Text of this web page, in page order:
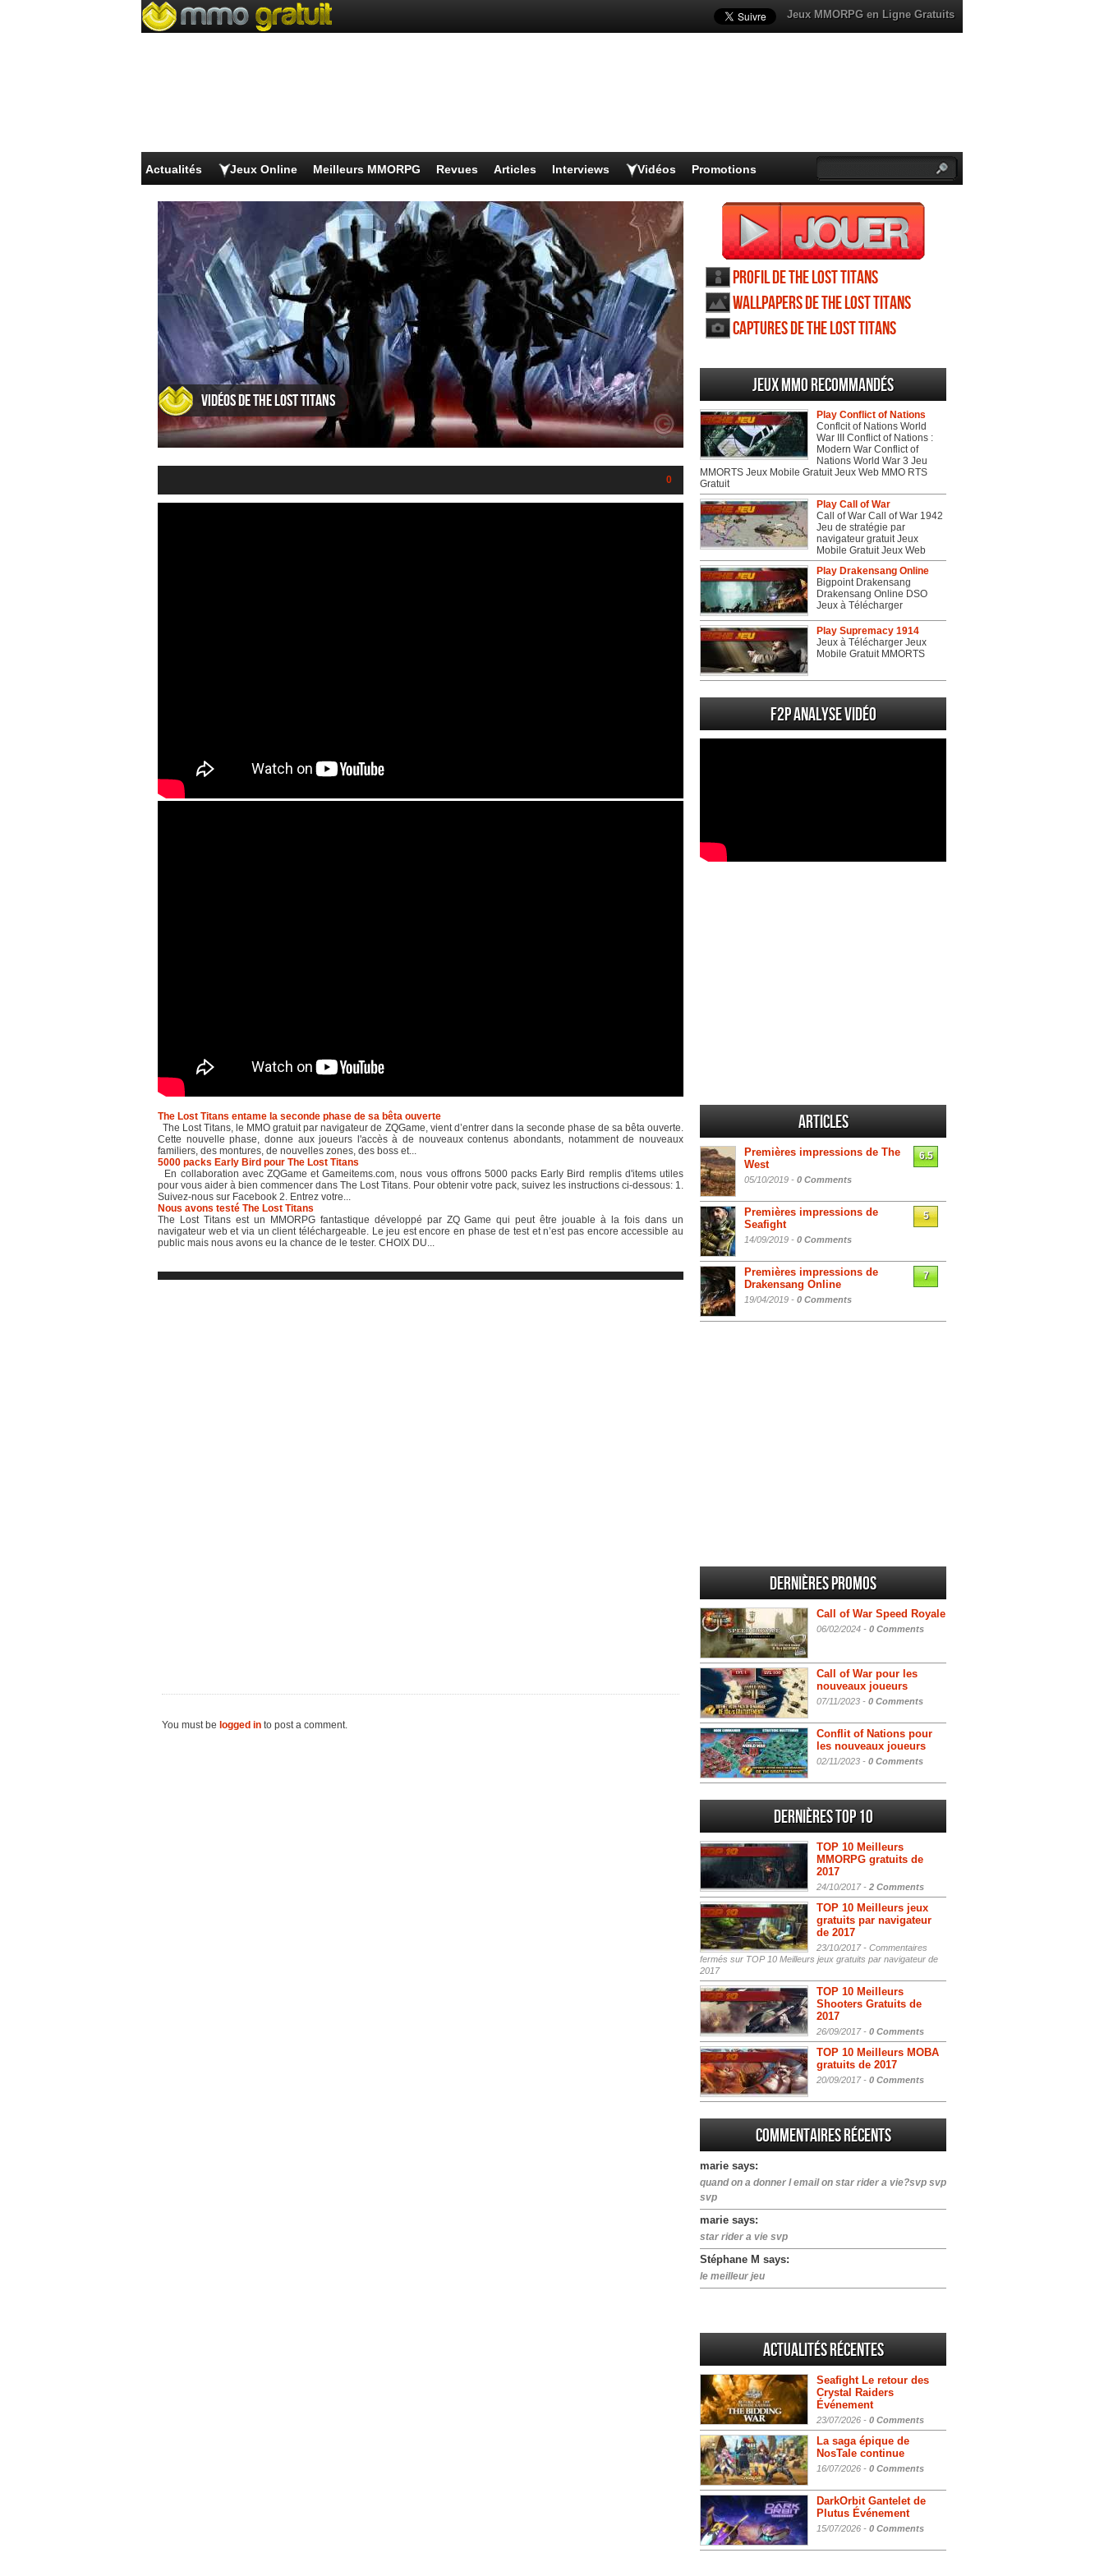
Jeux MMORPG en Ligne Gratuits
Actualités Jeux Online Meilleurs MMORPG Revues Articles Interviews Vidéos Promotions
Vidéos de The Lost Titans
0
The Lost Titans entame la seconde phase de sa bêta ouverte
The Lost Titans, le MMO gratuit par navigateur de ZQGame, vient d’entrer dans la seconde phase de sa bêta ouverte.
Cette nouvelle phase, donne aux joueurs l'accès à de nouveaux contenus abondants, notamment de nouveaux
familiers, des montures, de nouvelles zones, des boss et...
5000 packs Early Bird pour The Lost Titans
En collaboration avec ZQGame et Gameitems.com, nous vous offrons 5000 packs Early Bird remplis d'items utiles
pour vous aider à bien commencer dans The Lost Titans. Pour obtenir votre pack, suivez les instructions ci-dessous: 1.
Suivez-nous sur Facebook 2. Entrez votre...
Nous avons testé The Lost Titans
The Lost Titans est un MMORPG fantastique développé par ZQ Game qui peut être jouable à la fois dans un
navigateur web et via un client téléchargeable. Le jeu est encore en phase de test et n’est pas encore accessible au
public mais nous avons eu la chance de le tester. CHOIX DU...
You must be logged in to post a comment.
Profil de The Lost Titans
Wallpapers de The Lost Titans
Captures de The Lost Titans
Jeux MMO recommandés
Play Conflict of Nations
Conflcit of Nations World
War III Conflict of Nations :
Modern War Conflict of
Nations World War 3 Jeu
MMORTS Jeux Mobile Gratuit Jeux Web MMO RTS
Gratuit
Play Call of War
Call of War Call of War 1942
Jeu de stratégie par
navigateur gratuit Jeux
Mobile Gratuit Jeux Web
Play Drakensang Online
Bigpoint Drakensang
Drakensang Online DSO
Jeux à Télécharger
Play Supremacy 1914
Jeux à Télécharger Jeux
Mobile Gratuit MMORTS
F2P Analyse vidéo
Articles
Premières impressions de The
West
05/10/2019 - 0 Comments
6.5
Premières impressions de
Seafight
14/09/2019 - 0 Comments
5
Premières impressions de
Drakensang Online
19/04/2019 - 0 Comments
7
Dernières promos
Call of War Speed Royale
06/02/2024 - 0 Comments
Call of War pour les
nouveaux joueurs
07/11/2023 - 0 Comments
Conflit of Nations pour
les nouveaux joueurs
02/11/2023 - 0 Comments
Dernières Top 10
TOP 10 Meilleurs
MMORPG gratuits de
2017
24/10/2017 - 2 Comments
TOP 10 Meilleurs jeux
gratuits par navigateur
de 2017
23/10/2017 - Commentaires
fermés sur TOP 10 Meilleurs jeux gratuits par navigateur de
2017
TOP 10 Meilleurs
Shooters Gratuits de
2017
26/09/2017 - 0 Comments
TOP 10 Meilleurs MOBA
gratuits de 2017
20/09/2017 - 0 Comments
Commentaires récents
marie says:
quand on a donner l email on star rider a vie?svp svp
svp
marie says:
star rider a vie svp
Stéphane M says:
le meilleur jeu
Actualités Récentes
Seafight Le retour des
Crystal Raiders
Événement
23/07/2026 - 0 Comments
La saga épique de
NosTale continue
16/07/2026 - 0 Comments
DarkOrbit Gantelet de
Plutus Événement
15/07/2026 - 0 Comments